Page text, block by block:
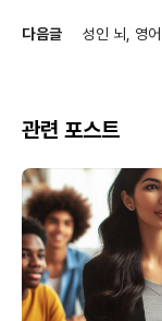
다음글 성인 뇌, 영
관련 포스트